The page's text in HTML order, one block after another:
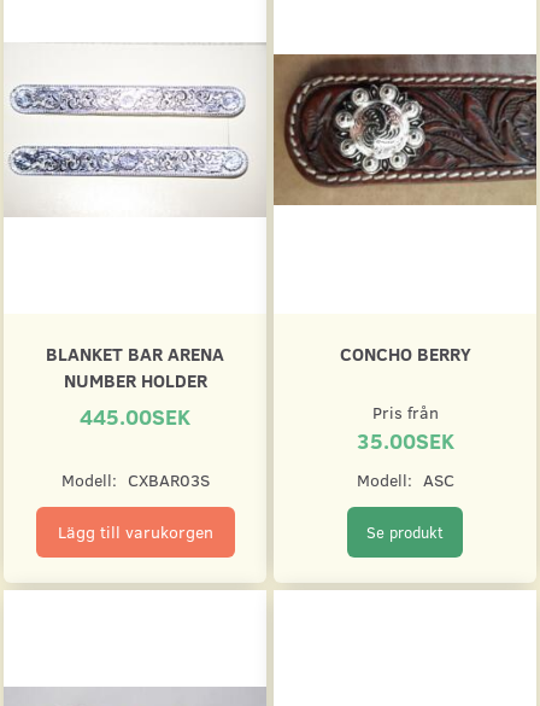
BLANKET BAR ARENA
NUMBER HOLDER
445.00SEK
Modell: CXBAR03S
Lägg till varukorgen
CONCHO BERRY
Pris från
35.00SEK
Modell: ASC
Se produkt